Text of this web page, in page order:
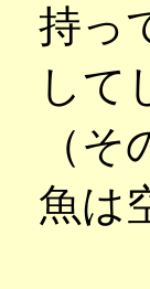
持っ
して
（
魚は